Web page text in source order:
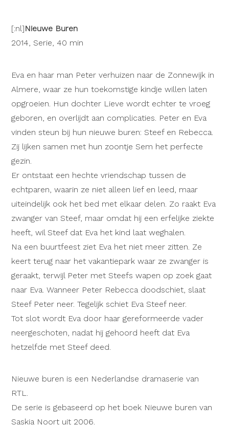
[:nl]Nieuwe Buren
2014, Serie, 40 min
Eva en haar man Peter verhuizen naar de Zonnewijk in
Almere, waar ze hun toekomstige kindje willen laten
opgroeien. Hun dochter Lieve wordt echter te vroeg
geboren, en overlijdt aan complicaties. Peter en Eva
vinden steun bij hun nieuwe buren: Steef en Rebecca.
Zij lijken samen met hun zoontje Sem het perfecte
gezin.
Er ontstaat een hechte vriendschap tussen de
echtparen, waarin ze niet alleen lief en leed, maar
uiteindelijk ook het bed met elkaar delen. Zo raakt Eva
zwanger van Steef, maar omdat hij een erfelijke ziekte
heeft, wil Steef dat Eva het kind laat weghalen.
Na een buurtfeest ziet Eva het niet meer zitten. Ze
keert terug naar het vakantiepark waar ze zwanger is
geraakt, terwijl Peter met Steefs wapen op zoek gaat
naar Eva. Wanneer Peter Rebecca doodschiet, slaat
Steef Peter neer. Tegelijk schiet Eva Steef neer.
Tot slot wordt Eva door haar gereformeerde vader
neergeschoten, nadat hij gehoord heeft dat Eva
hetzelfde met Steef deed.
Nieuwe buren is een Nederlandse dramaserie van
RTL.
De serie is gebaseerd op het boek Nieuwe buren van
Saskia Noort uit 2006.